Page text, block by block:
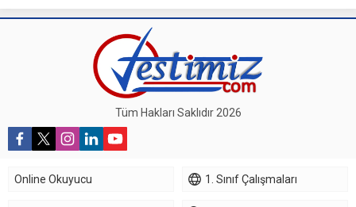
Tüm Hakları Saklıdır 2026
Online Okuyucu 1. Sınıf Çalışmaları